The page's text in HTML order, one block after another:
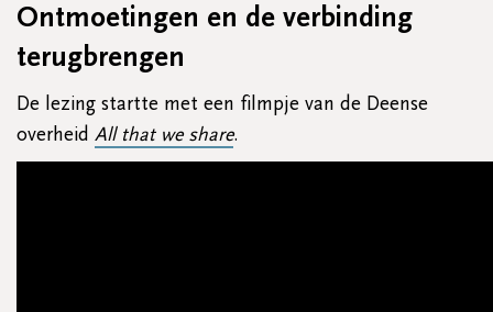
Ontmoetingen en de verbinding
terugbrengen
De lezing startte met een filmpje van de Deense
overheid All that we share.